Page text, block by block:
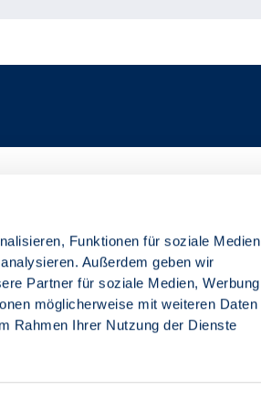
Funktionen für soziale Medien
Außerdem geben wir
Partner für soziale Medien, Werbung
möglicherweise mit weiteren Daten
Rahmen Ihrer Nutzung der Dienste